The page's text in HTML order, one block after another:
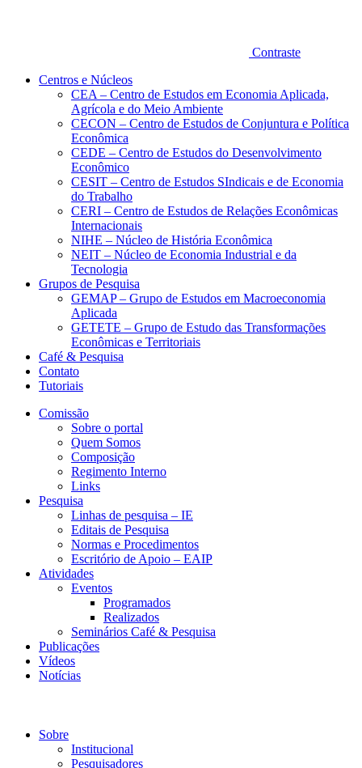
Contraste
Centros e Núcleos
CEA – Centro de Estudos em Economia Aplicada,
Agrícola e do Meio Ambiente
CECON – Centro de Estudos de Conjuntura e Política
Econômica
CEDE – Centro de Estudos do Desenvolvimento
Econômico
CESIT – Centro de Estudos SIndicais e de Economia
do Trabalho
CERI – Centro de Estudos de Relações Econômicas
Internacionais
NIHE – Núcleo de História Econômica
NEIT – Núcleo de Economia Industrial e da
Tecnologia
Grupos de Pesquisa
GEMAP – Grupo de Estudos em Macroeconomia
Aplicada
GETETE – Grupo de Estudo das Transformações
Econômicas e Territoriais
Café & Pesquisa
Contato
Tutoriais
Comissão
Sobre o portal
Quem Somos
Composição
Regimento Interno
Links
Pesquisa
Linhas de pesquisa – IE
Editais de Pesquisa
Normas e Procedimentos
Escritório de Apoio – EAIP
Atividades
Eventos
Programados
Realizados
Seminários Café & Pesquisa
Publicações
Vídeos
Notícias
Sobre
Institucional
Pesquisadores